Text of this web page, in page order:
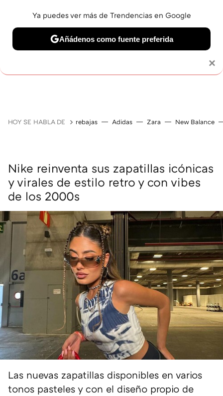
OFERTAS EN
HOY SE HABLA DE rebajas Adidas Zara New Balance
Nike reinventa sus zapatillas icónicas
y virales de estilo retro y con vibes
de los 2000s
Las nuevas zapatillas disponibles en varios
tonos pasteles y con el diseño propio de
×
Ya puedes ver más de Trendencias en Google
Añádenos como fuente preferida